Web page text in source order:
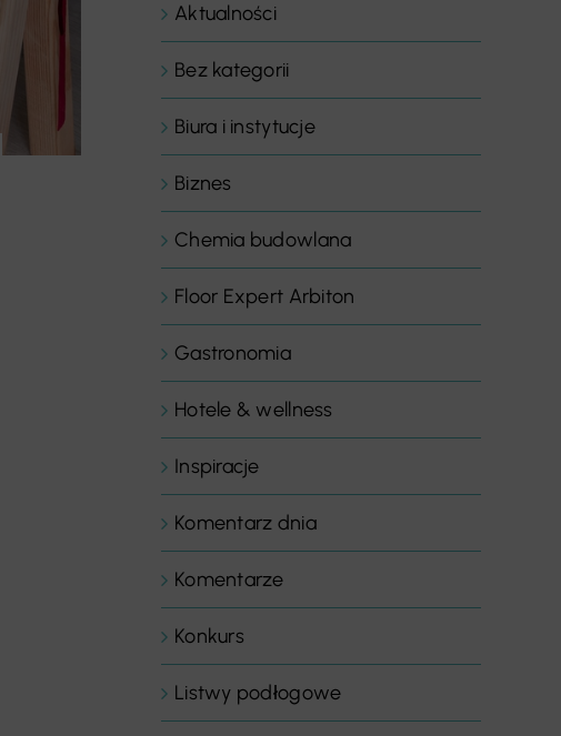
Aktualności
Bez kategorii
Biura i instytucje
Biznes
Chemia budowlana
Floor Expert Arbiton
Gastronomia
Hotele & wellness
Inspiracje
Komentarz dnia
Komentarze
Konkurs
Listwy podłogowe